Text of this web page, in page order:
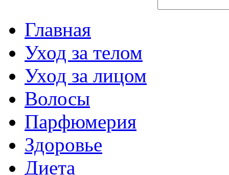
Главная
Уход за телом
Уход за лицом
Волосы
Парфюмерия
Здоровье
Диета